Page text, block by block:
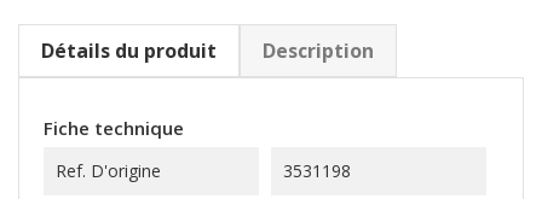
Détails du produit Description
Fiche technique
Ref. D'origine 3531198